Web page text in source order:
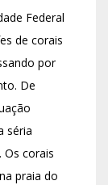
Federal
de corais
por
De
séria
Os corais
praia do